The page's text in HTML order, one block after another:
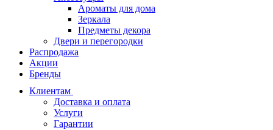
Ароматы для дома
Зеркала
Предметы декора
Двери и перегородки
Распродажа
Акции
Бренды
Клиентам
Доставка и оплата
Услуги
Гарантии